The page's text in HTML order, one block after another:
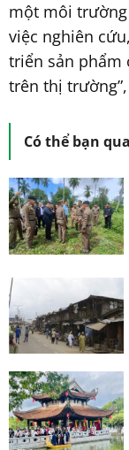
một môi
việc nghiên
triển sản phẩm
trên thị
Có thể bạn